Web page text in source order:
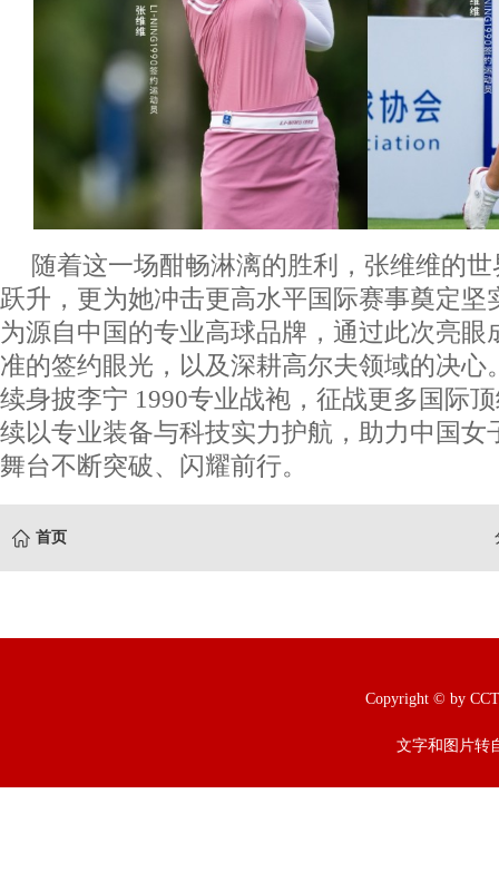
随着这一场酣畅淋漓的胜利，张维维的
跃升，更为她冲击更高水平国际赛事奠定坚
为源自中国的专业高球品牌，通过此次亮眼
准的签约眼光，以及深耕高尔夫领域的决心
续身披李宁 1990专业战袍，征战更多国际
续以专业装备与科技实力护航，助力中国女
舞台不断突破、闪耀前行。
首页
Copyright © by
文字和图片转